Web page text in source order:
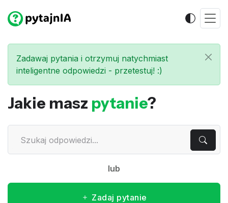
Zadawaj pytania i otrzymuj natychmiast
inteligentne odpowiedzi - przetestuj! :)
Jakie masz pytanie?
lub
Zadaj pytanie